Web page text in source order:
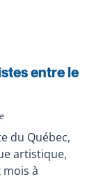
entre le
du Québec,
artistique,
mois à